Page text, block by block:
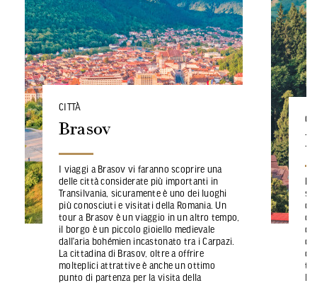
CITTÀ
Brasov
I viaggi a Brasov vi faranno scoprire una
delle città considerate più importanti in
Transilvania, sicuramente è uno dei luoghi
più conosciuti e visitati della Romania. Un
tour a Brasov è un viaggio in un altro tempo,
il borgo è un piccolo gioiello medievale
dall’aria bohémien incastonato tra i Carpazi.
La cittadina di Brasov, oltre a offrire
molteplici attrattive è anche un ottimo
punto di partenza per la visita della
di
di